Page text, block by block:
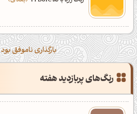
بارگذاری ناموفق بود
رنگ‌های پربازدید هفته